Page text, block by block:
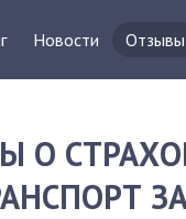
Новости Отзывы
О